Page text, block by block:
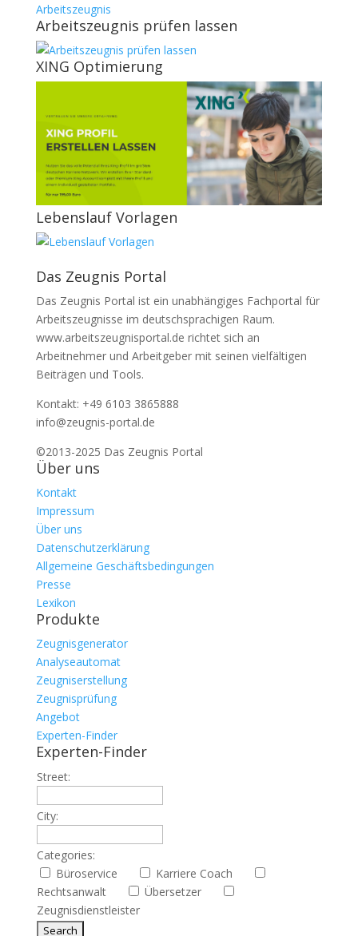
Arbeitszeugnis
Arbeitszeugnis prüfen lassen
XING Optimierung
Lebenslauf Vorlagen
Das Zeugnis Portal
Das Zeugnis Portal ist ein unabhängiges Fachportal für
Arbeitszeugnisse im deutschsprachigen Raum.
www.arbeitszeugnisportal.de richtet sich an
Arbeitnehmer und Arbeitgeber mit seinen vielfältigen
Beiträgen und Tools.
Kontakt: +49 6103 3865888
info@zeugnis-portal.de
©2013-2025 Das Zeugnis Portal
Über uns
Kontakt
Impressum
Über uns
Datenschutzerklärung
Allgemeine Geschäftsbedingungen
Presse
Lexikon
Produkte
Zeugnisgenerator
Analyseautomat
Zeugniserstellung
Zeugnisprüfung
Angebot
Experten-Finder
Experten-Finder
Street:
City:
Categories:
Büroservice
Karriere Coach
Rechtsanwalt
Übersetzer
Zeugnisdienstleister